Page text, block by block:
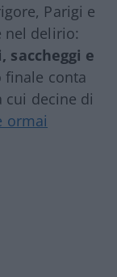
Parigi e
nel delirio:
e
conta
cui decine di
ormai